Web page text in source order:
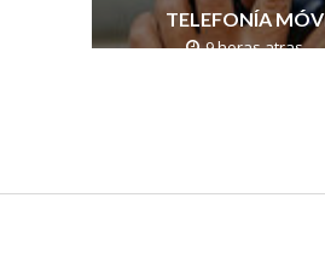
TELEFONÍA
9 horas atras